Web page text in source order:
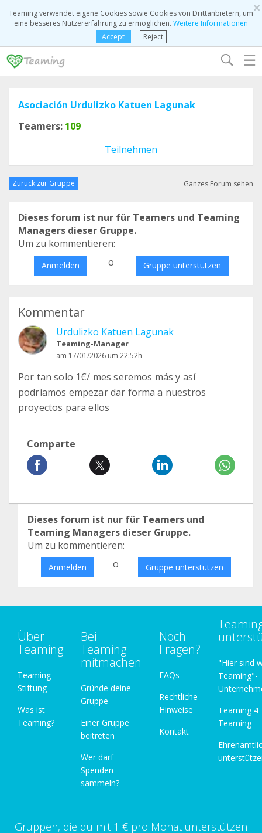
×
Teaming verwendet eigene Cookies sowie Cookies von Drittanbietern, um
eine besseres Nutzererfahrung zu ermöglichen. Weitere Informationen
Accept
Reject
☰
Asociación Urdulizko Katuen Lagunak
Teamers: 109
Teilnehmen
Zurück zur Gruppe Ganzes Forum sehen
Dieses forum ist nur für Teamers und Teaming
Managers dieser Gruppe.
Um zu kommentieren:
Anmelden o Gruppe unterstützen
Kommentar
Urdulizko Katuen Lagunak
Teaming-Manager
am 17/01/2026 um 22:52h
Por tan solo 1€/ mes seremos más y así
podríamos empezar dar forma a nuestros
proyectos para ellos
Comparte
Dieses forum ist nur für Teamers und
Teaming Managers dieser Gruppe.
Um zu kommentieren:
Anmelden o Gruppe unterstützen
Über
Teaming
Teaming-
Stiftung
Was ist
Teaming?
Bei
Teaming
mitmachen
Gründe deine
Gruppe
Einer Gruppe
beitreten
Wer darf
Spenden
sammeln?
Noch
Fragen?
FAQs
Rechtliche
Hinweise
Kontakt
"Hier sind
Teaming"-
Teaming 4
Teaming
Gruppen, die du mit 1 € pro Monat unterstützen